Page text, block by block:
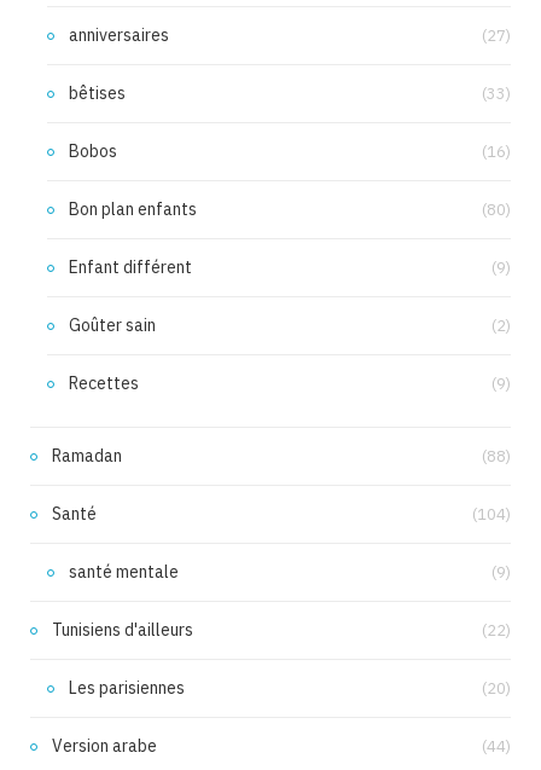
anniversaires (27)
bêtises (33)
Bobos (16)
Bon plan enfants (80)
Enfant différent (9)
Goûter sain (2)
Recettes (9)
Ramadan (88)
Santé (104)
santé mentale (9)
Tunisiens d'ailleurs (22)
Les parisiennes (20)
Version arabe (44)